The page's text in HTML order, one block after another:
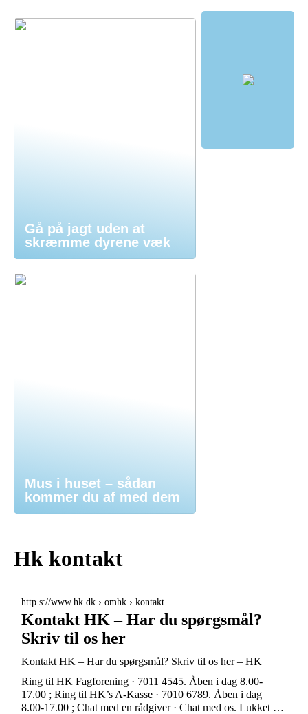
Gå på jagt uden at
skræmme dyrene væk
Mus i huset – sådan
kommer du af med dem
Hk kontakt
http s://www.hk.dk › omhk › kontakt
Kontakt HK – Har du spørgsmål?
Skriv til os her
Kontakt HK – Har du spørgsmål? Skriv til os her – HK
Ring til HK Fagforening · 7011 4545. Åben i dag 8.00-
17.00 ; Ring til HK’s A-Kasse · 7010 6789. Åben i dag
8.00-17.00 ; Chat med en rådgiver · Chat med os. Lukket …